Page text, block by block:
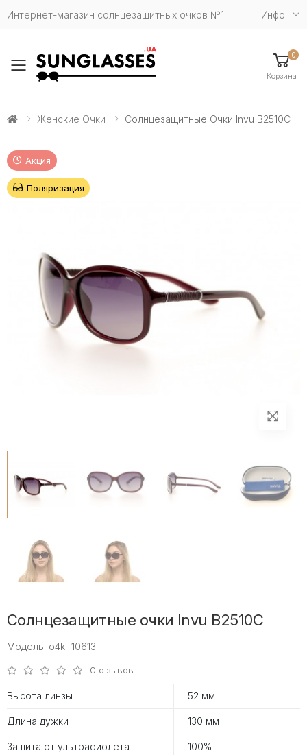
Интернет-магазин солнцезащитных очков №1 Инфо
Toggle mobile menu
0
Корзина
Женские Очки Солнцезащитные Очки Invu B2510C
Акция
Поляризация
Солнцезащитные очки Invu B2510C
Модель: o4ki-10613
0 отзывов
Высота линзы 52 мм
Длина дужки 130 мм
Защита от ультрафиолета 100%